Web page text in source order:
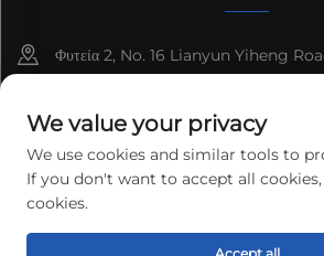
Φυτεία 2, No. 16 Lianyun Yiheng
+86-13192436782
[email
We value your privacy
We use cookies and similar tools to
If you don't want to accept all
cookies.